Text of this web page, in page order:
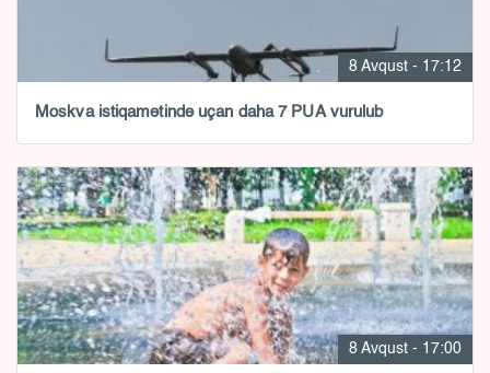
8 Avqust - 17:12
Moskva istiqamətində uçan daha 7 PUA vurulub
8 Avqust - 17:00